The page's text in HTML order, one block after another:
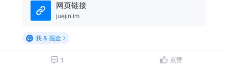
网页链接
juejin.im
我 & 掘金
1 点赞